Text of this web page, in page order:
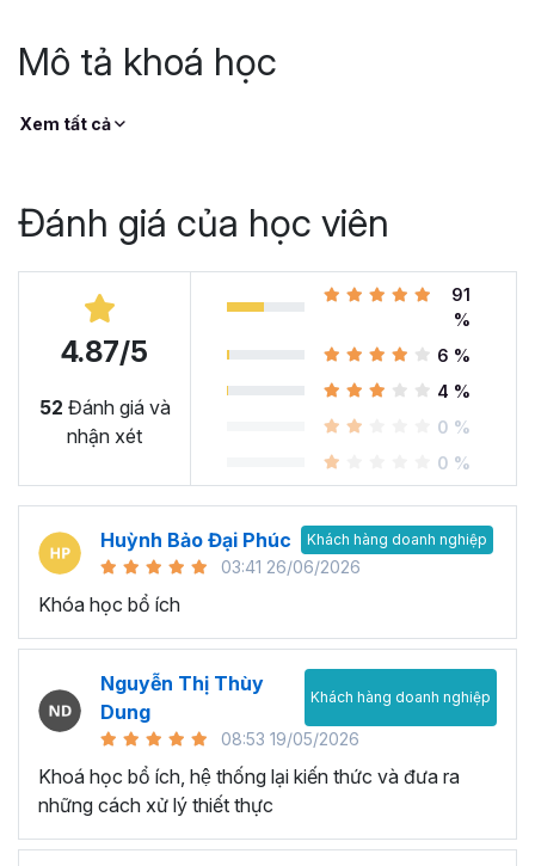
Mô tả khoá học
Xem tất cả
Đánh giá của học viên
4.87/5
52 Đánh giá và
nhận xét
91
%
6 %
4 %
0 %
0 %
Huỳnh Bảo Đại Phúc Khách hàng doanh nghiệp
03:41 26/06/2026
Khóa học bổ ích
Nguyễn Thị Thùy
Dung
Khách hàng doanh nghiệp
08:53 19/05/2026
Khoá học bổ ích, hệ thống lại kiến thức và đưa ra
những cách xử lý thiết thực